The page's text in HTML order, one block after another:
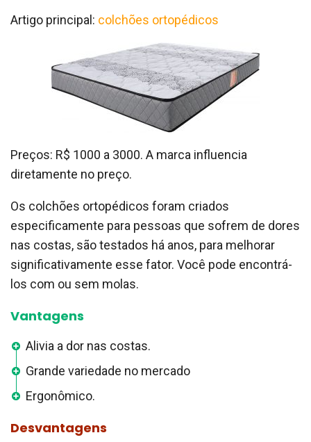
Artigo principal: colchões ortopédicos
Preços: R$ 1000 a 3000. A marca influencia
diretamente no preço.
Os colchões ortopédicos foram criados
especificamente para pessoas que sofrem de dores
nas costas, são testados há anos, para melhorar
significativamente esse fator. Você pode encontrá-
los com ou sem molas.
Vantagens
Alivia a dor nas costas.
Grande variedade no mercado
Ergonômico.
Desvantagens